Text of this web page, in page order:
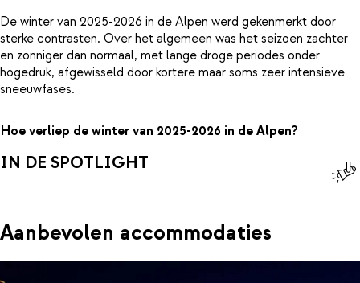
De winter van 2025-2026 in de Alpen werd gekenmerkt door
sterke contrasten. Over het algemeen was het seizoen zachter
en zonniger dan normaal, met lange droge periodes onder
hogedruk, afgewisseld door kortere maar soms zeer intensieve
sneeuwfases.
Hoe verliep de winter van 2025-2026 in de Alpen?
IN DE SPOTLIGHT
Aanbevolen accommodaties